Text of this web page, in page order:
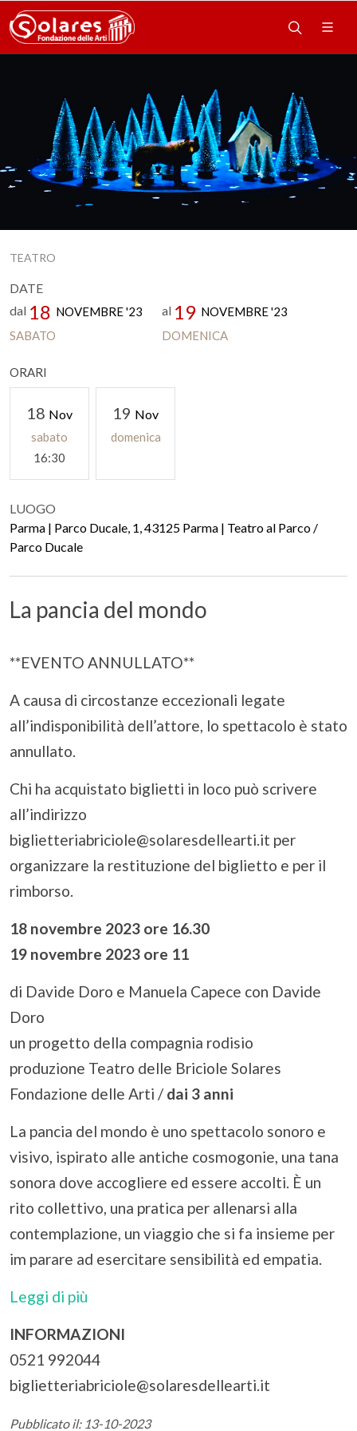
TEATRO
DATE
dal 18 NOVEMBRE '23
SABATO
al 19 NOVEMBRE '23
DOMENICA
ORARI
18 Nov
sabato
16:30
19 Nov
domenica
LUOGO
Parma | Parco Ducale, 1, 43125 Parma | Teatro al Parco /
Parco Ducale
La pancia del mondo
**EVENTO ANNULLATO**
A causa di circostanze eccezionali legate
all’indisponibilità dell’attore, lo spettacolo è stato
annullato.
Chi ha acquistato biglietti in loco può scrivere
all’indirizzo
biglietteriabriciole@solaresdellearti.it per
organizzare la restituzione del biglietto e per il
rimborso.
18 novembre 2023 ore 16.30
19 novembre 2023 ore 11
di Davide Doro e Manuela Capece con Davide
Doro
un progetto della compagnia rodisio
produzione Teatro delle Briciole Solares
Fondazione delle Arti / dai 3 anni
La pancia del mondo è uno spettacolo sonoro e
visivo, ispirato alle antiche cosmogonie, una tana
sonora dove accogliere ed essere accolti. È un
rito collettivo, una pratica per allenarsi alla
contemplazione, un viaggio che si fa insieme per
im parare ad esercitare sensibilità ed empatia.
Leggi di più
INFORMAZIONI
0521 992044
biglietteriabriciole@solaresdellearti.it
Pubblicato il: 13-10-2023